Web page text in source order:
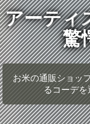
アーティ
驚
お米の通販ショッ
るコーデ